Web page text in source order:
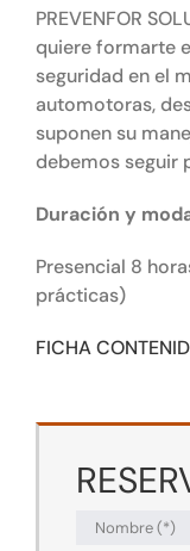
PREVENFOR
quiere formarte
seguridad en el
automotoras,
suponen su
debemos seguir
Duración y
Presencial 8
prácticas)
FICHA